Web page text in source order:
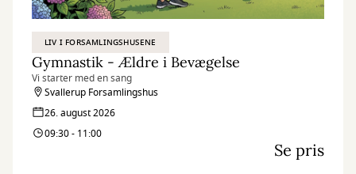
LIV I FORSAMLINGSHUSENE
Gymnastik - Ældre i Bevægelse
Vi starter med en sang
Svallerup Forsamlingshus
26. august 2026
09:30 - 11:00
Se pris